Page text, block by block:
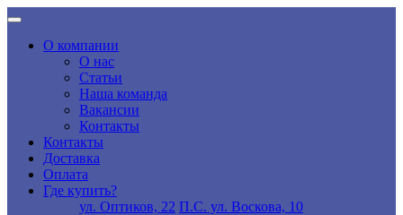
О компании
О нас
Статьи
Наша команда
Вакансии
Контакты
Контакты
Доставка
Оплата
Где купить?
ул. Оптиков, 22 П.С. ул. Воскова, 10